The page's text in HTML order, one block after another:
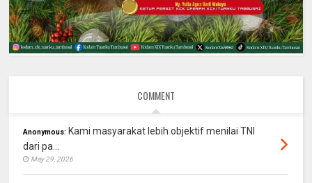
COMMENT
Anonymous: Kami masyarakat lebih objektif menilai TNI
dari pa...
May 29, 2026